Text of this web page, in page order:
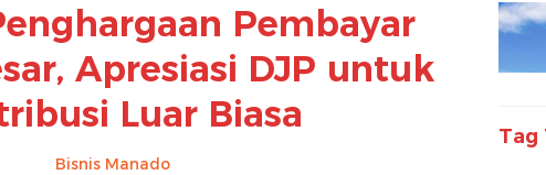
Pembayar
Apresiasi DJP untuk
Luar Biasa
Bisnis Manado
Tag